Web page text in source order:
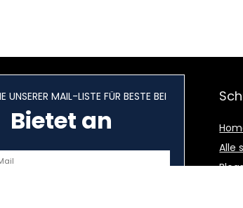
UNSERER MAIL-LISTE FÜR BESTE BEI
Bietet an
Alle